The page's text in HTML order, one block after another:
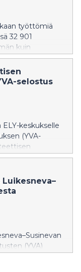
työttömiä
32 901
kuin
verrattuna
avoimia
joka on
selostus
keskukselle
(YVA-
on
(YVA)